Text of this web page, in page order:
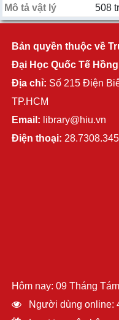
Mô tả vật lý
508
Bản quyền thuộc về
Đại Học Quốc Tế
Địa chỉ: Số 215 Điện
TP.HCM
Email: library@hiu.vn
Điện thoại:
Hôm nay: 09 Tháng
Người dùng online: